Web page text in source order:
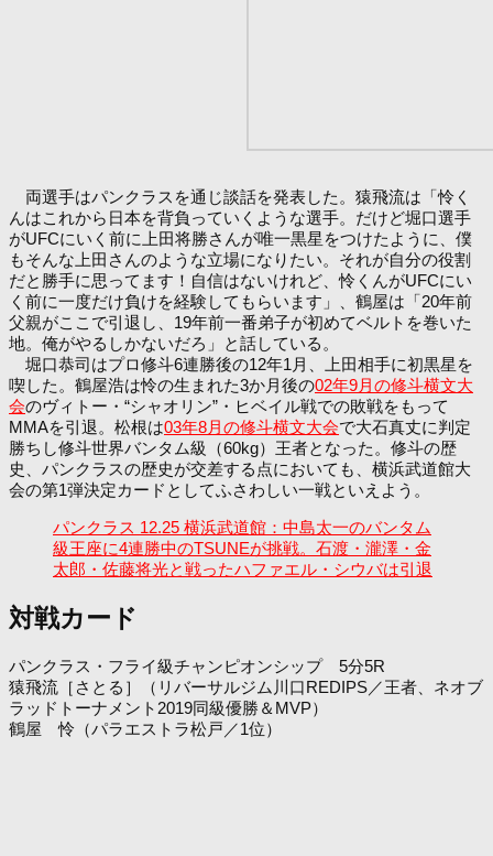
両選手はパンクラスを通じ談話を発表した。猿飛流は「怜く
んはこれから日本を背負っていくような選手。だけど堀口選手
がUFCにいく前に上田将勝さんが唯一黒星をつけたように、僕
もそんな上田さんのような立場になりたい。それが自分の役割
だと勝手に思ってます！自信はないけれど、怜くんがUFCにい
く前に一度だけ負けを経験してもらいます」、鶴屋は「20年前
父親がここで引退し、19年前一番弟子が初めてベルトを巻いた
地。俺がやるしかないだろ」と話している。
堀口恭司はプロ修斗6連勝後の12年1月、上田相手に初黒星を
喫した。鶴屋浩は怜の生まれた3か月後の02年9月の修斗横文大
会のヴィトー・“シャオリン”・ヒベイル戦での敗戦をもって
MMAを引退。松根は03年8月の修斗横文大会で大石真丈に判定
勝ちし修斗世界バンタム級（60kg）王者となった。修斗の歴
史、パンクラスの歴史が交差する点においても、横浜武道館大
会の第1弾決定カードとしてふさわしい一戦といえよう。
パンクラス 12.25 横浜武道館：中島太一のバンタム
級王座に4連勝中のTSUNEが挑戦。石渡・瀧澤・金
太郎・佐藤将光と戦ったハファエル・シウバは引退
対戦カード
パンクラス・フライ級チャンピオンシップ 5分5R
猿飛流［さとる］（リバーサルジム川口REDIPS／王者、ネオブ
ラッドトーナメント2019同級優勝＆MVP）
鶴屋 怜（パラエストラ松戸／1位）